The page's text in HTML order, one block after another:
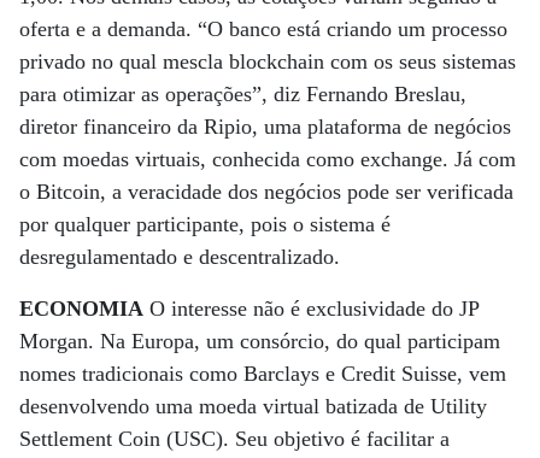
oferta e a demanda. “O banco está criando um processo
privado no qual mescla blockchain com os seus sistemas
para otimizar as operações”, diz Fernando Breslau,
diretor financeiro da Ripio, uma plataforma de negócios
com moedas virtuais, conhecida como exchange. Já com
o Bitcoin, a veracidade dos negócios pode ser verificada
por qualquer participante, pois o sistema é
desregulamentado e descentralizado.
ECONOMIA O interesse não é exclusividade do JP
Morgan. Na Europa, um consórcio, do qual participam
nomes tradicionais como Barclays e Credit Suisse, vem
desenvolvendo uma moeda virtual batizada de Utility
Settlement Coin (USC). Seu objetivo é facilitar a